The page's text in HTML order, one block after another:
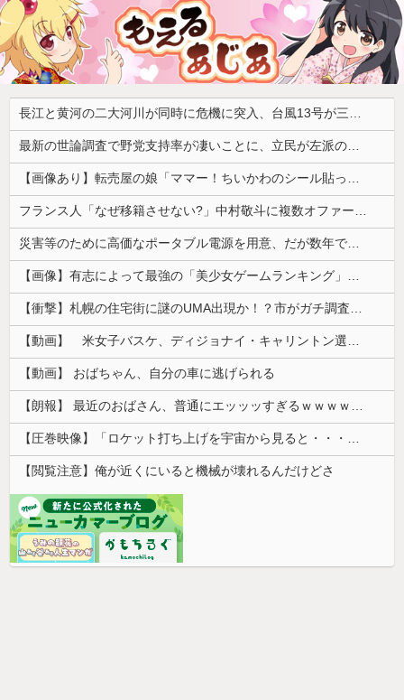
長江と黄河の二大河川が同時に危機に突入、台風13号が三峡ダムに襲い掛かった結果……
最新の世論調査で野党支持率が凄いことに、立民が左派の嫌う政策に賛同してしまった結果……
【画像あり】転売屋の娘「ママー！ちいかわのシール貼ったよー！」親「！！！！！！」
フランス人「なぜ移籍させない?」中村敬斗に複数オファー！ランスが46億円要求でまさかの残留の可能性浮上！現地サポの本音がこれ！【海外の反応】
災害等のために高価なポータブル電源を用意、だが数年で電源すら入らなくなったのでメーカーに問い合わせるも……
【画像】有志によって最強の「美少女ゲームランキング」が発表！!！ あの名作も
【衝撃】札幌の住宅街に謎のUMA出現か！？市がガチ調査するも「クマの痕跡なし」で謎が深まる・・・・
【動画】 米女子バスケ、ディジョナイ・キャリントン選手の余りにあからさまなラフプレーに批判殺到
【動画】 おばちゃん、自分の車に逃げられる
【朗報】 最近のおばさん、普通にエッッッすぎるｗｗｗｗｗｗｗｗｗｗ
【圧巻映像】「ロケット打ち上げを宇宙から見ると・・・」の動画が衝撃的
【閲覧注意】俺が近くにいると機械が壊れるんだけどさ